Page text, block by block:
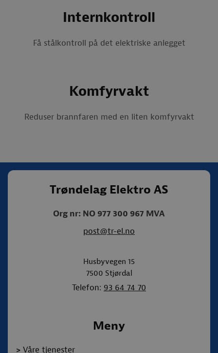
Internkontroll
Få stålkontroll på det elektriske anlegget
Komfyrvakt
Reduser brannfaren med en liten komfyrvakt
Trøndelag Elektro AS
Org nr: NO 977 300 967 MVA
post@tr-el.no
Husbyvegen 15
7500 Stjørdal
Telefon: 93 64 74 70
Meny
> Våre tjenester